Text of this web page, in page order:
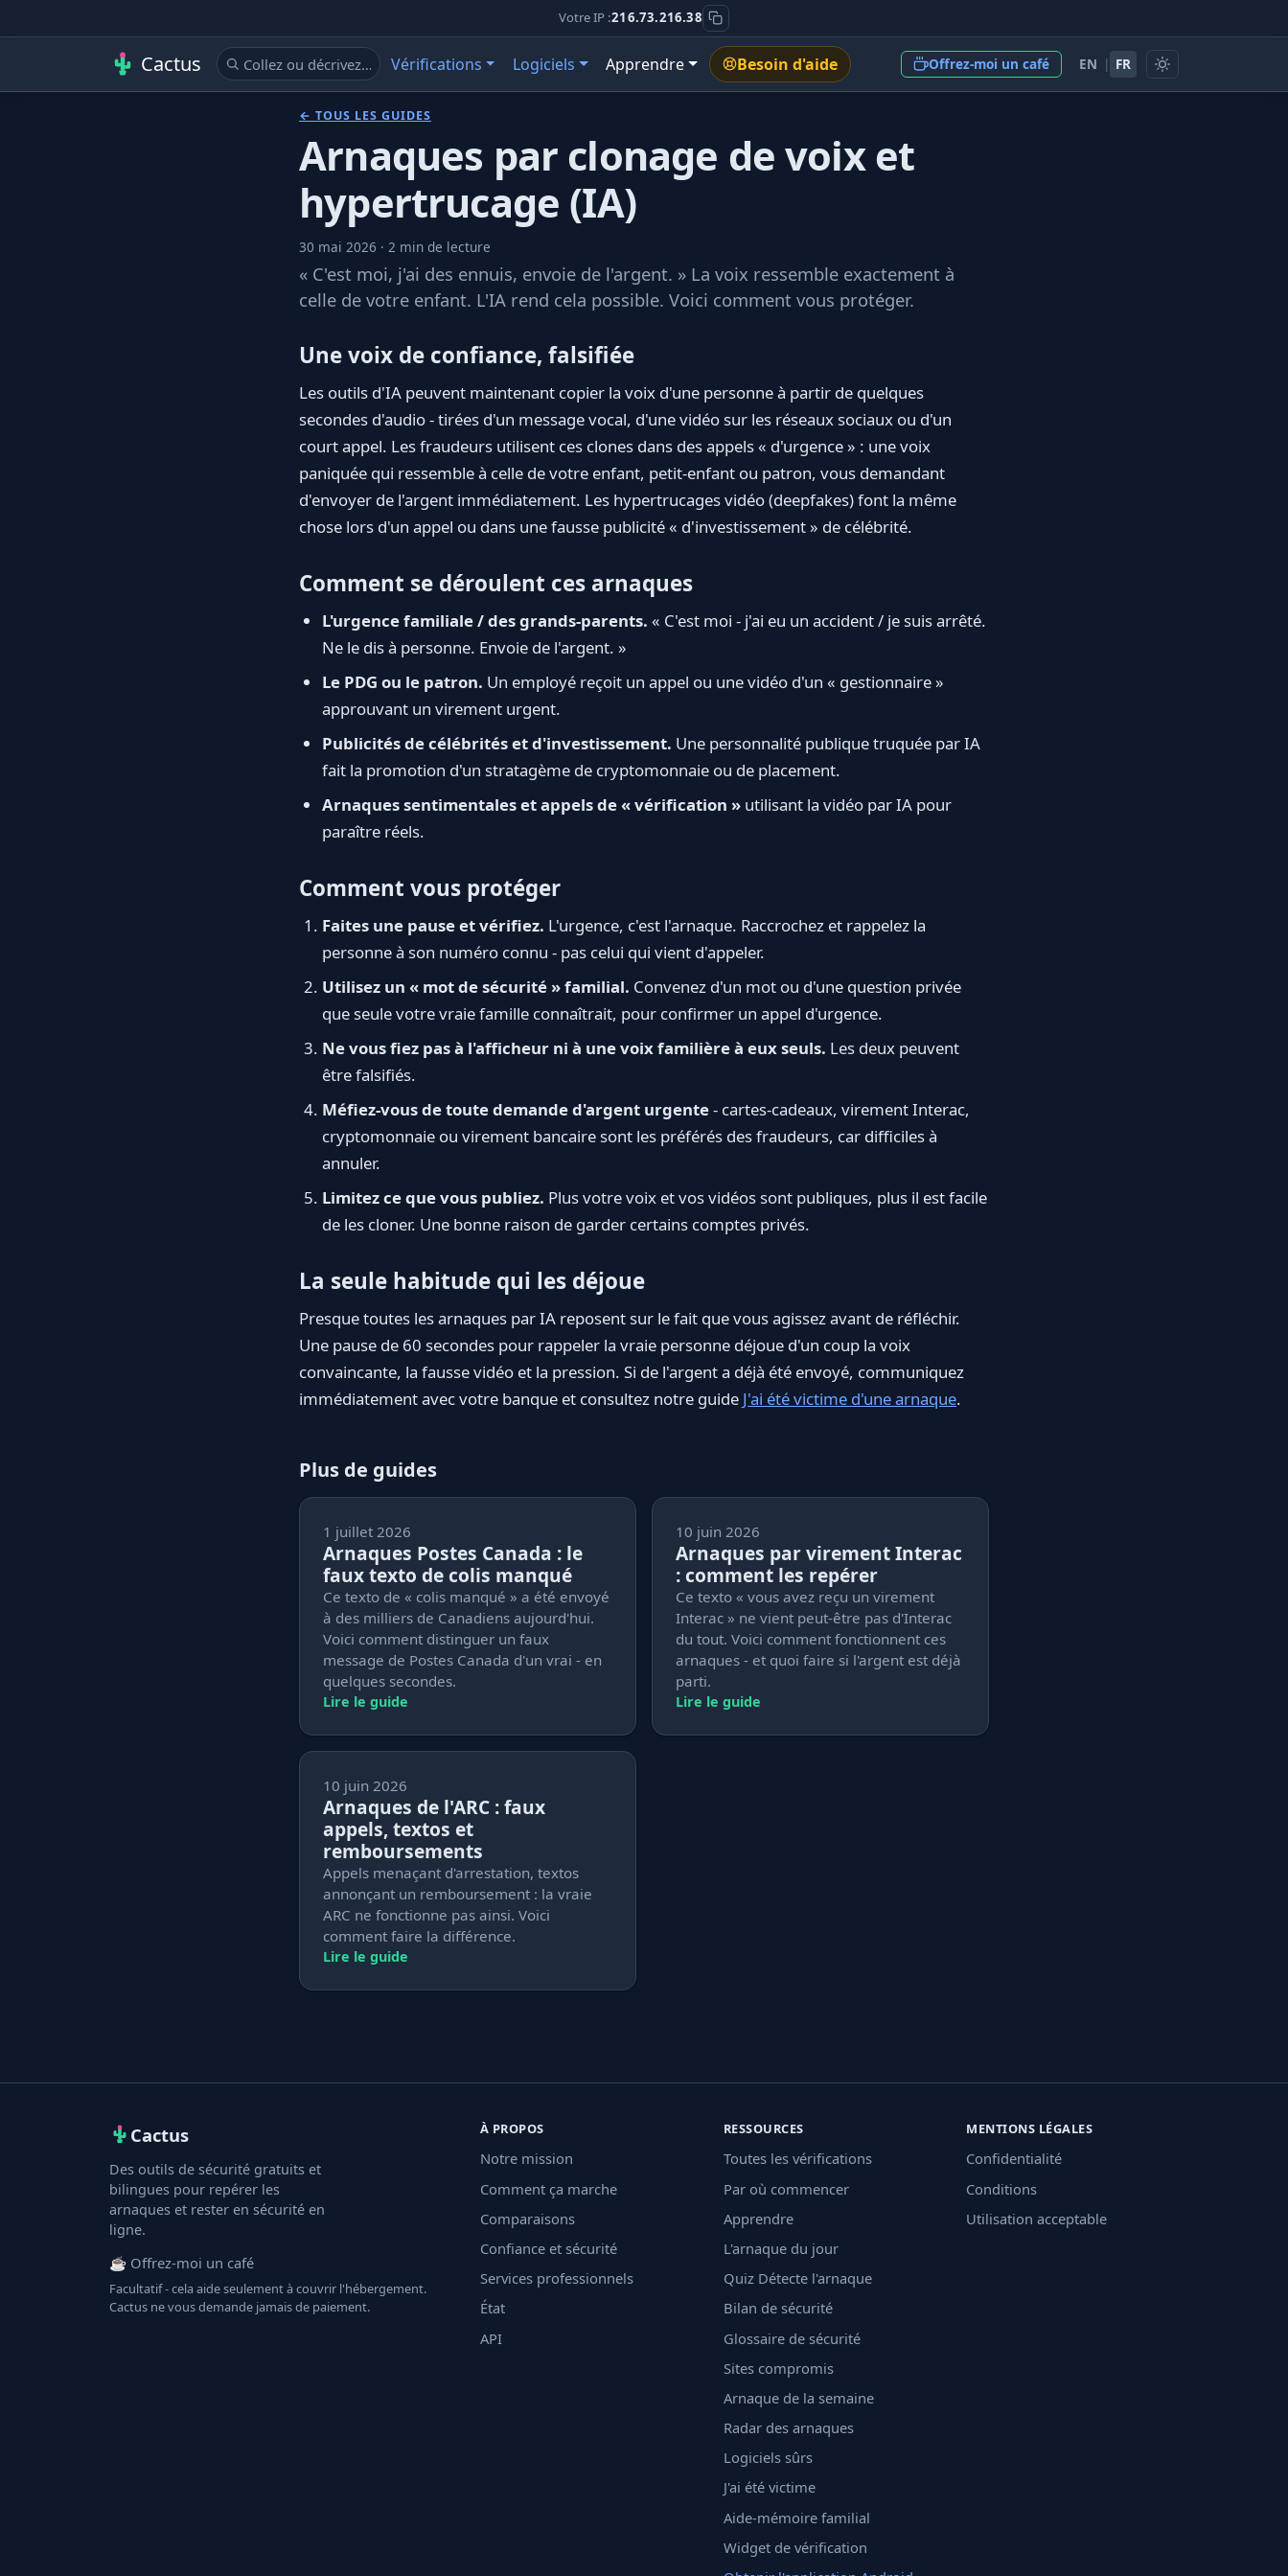
Votre IP :216.73.216.38
Cactus Vérifications Logiciels Apprendre Besoin d'aide Offrez-moi un café EN | FR
← TOUS LES GUIDES
Arnaques par clonage de voix et
hypertrucage (IA)
30 mai 2026 · 2 min de lecture
« C'est moi, j'ai des ennuis, envoie de l'argent. » La voix ressemble exactement à
celle de votre enfant. L'IA rend cela possible. Voici comment vous protéger.
Une voix de confiance, falsifiée
Les outils d'IA peuvent maintenant copier la voix d'une personne à partir de quelques
secondes d'audio - tirées d'un message vocal, d'une vidéo sur les réseaux sociaux ou d'un
court appel. Les fraudeurs utilisent ces clones dans des appels « d'urgence » : une voix
paniquée qui ressemble à celle de votre enfant, petit-enfant ou patron, vous demandant
d'envoyer de l'argent immédiatement. Les hypertrucages vidéo (deepfakes) font la même
chose lors d'un appel ou dans une fausse publicité « d'investissement » de célébrité.
Comment se déroulent ces arnaques
L'urgence familiale / des grands-parents. « C'est moi - j'ai eu un accident / je suis arrêté.
Ne le dis à personne. Envoie de l'argent. »
Le PDG ou le patron. Un employé reçoit un appel ou une vidéo d'un « gestionnaire »
approuvant un virement urgent.
Publicités de célébrités et d'investissement. Une personnalité publique truquée par IA
fait la promotion d'un stratagème de cryptomonnaie ou de placement.
Arnaques sentimentales et appels de « vérification » utilisant la vidéo par IA pour
paraître réels.
Comment vous protéger
Faites une pause et vérifiez. L'urgence, c'est l'arnaque. Raccrochez et rappelez la
personne à son numéro connu - pas celui qui vient d'appeler.
Utilisez un « mot de sécurité » familial. Convenez d'un mot ou d'une question privée
que seule votre vraie famille connaîtrait, pour confirmer un appel d'urgence.
Ne vous fiez pas à l'afficheur ni à une voix familière à eux seuls. Les deux peuvent
être falsifiés.
Méfiez-vous de toute demande d'argent urgente- cartes-cadeaux, virement Interac,
cryptomonnaie ou virement bancaire sont les préférés des fraudeurs, car difficiles à
annuler.
Limitez ce que vous publiez. Plus votre voix et vos vidéos sont publiques, plus il est facile
de les cloner. Une bonne raison de garder certains comptes privés.
La seule habitude qui les déjoue
Presque toutes les arnaques par IA reposent sur le fait que vous agissez avant de réfléchir.
Une pause de 60 secondes pour rappeler la vraie personne déjoue d'un coup la voix
convaincante, la fausse vidéo et la pression. Si de l'argent a déjà été envoyé, communiquez
immédiatement avec votre banque et consultez notre guide J'ai été victime d'une arnaque.
Plus de guides
1 juillet 2026
Arnaques Postes Canada : le
faux texto de colis manqué
Ce texto de « colis manqué » a été envoyé
à des milliers de Canadiens aujourd'hui.
Voici comment distinguer un faux
message de Postes Canada d'un vrai - en
quelques secondes.
Lire le guide
10 juin 2026
Arnaques par virement Interac
: comment les repérer
Ce texto « vous avez reçu un virement
Interac » ne vient peut-être pas d'Interac
du tout. Voici comment fonctionnent ces
arnaques - et quoi faire si l'argent est déjà
parti.
Lire le guide
10 juin 2026
Arnaques de l'ARC : faux
appels, textos et
remboursements
Appels menaçant d'arrestation, textos
annonçant un remboursement : la vraie
ARC ne fonctionne pas ainsi. Voici
comment faire la différence.
Lire le guide
Cactus
Des outils de sécurité gratuits et
bilingues pour repérer les
arnaques et rester en sécurité en
ligne.
☕ Offrez-moi un café
Facultatif - cela aide seulement à couvrir l'hébergement.
Cactus ne vous demande jamais de paiement.
À PROPOS
Notre mission
Comment ça marche
Comparaisons
Confiance et sécurité
Services professionnels
État
API
RESSOURCES
Toutes les vérifications
Par où commencer
Apprendre
L'arnaque du jour
Quiz Détecte l'arnaque
Bilan de sécurité
Glossaire de sécurité
Sites compromis
Arnaque de la semaine
Radar des arnaques
Logiciels sûrs
J'ai été victime
Aide-mémoire familial
Widget de vérification
MENTIONS LÉGALES
Confidentialité
Conditions
Utilisation acceptable